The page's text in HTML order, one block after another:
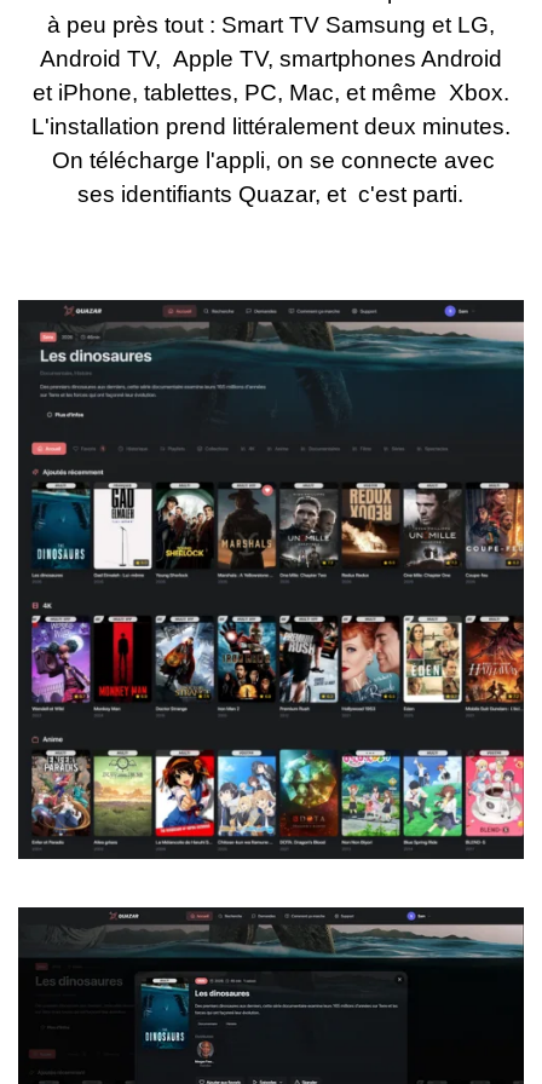
à peu près tout : Smart TV Samsung et LG,
Android TV, Apple TV, smartphones Android
et iPhone, tablettes, PC, Mac, et même Xbox.
L'installation prend littéralement deux minutes.
On télécharge l'appli, on se connecte avec
ses identifiants Quazar, et c'est parti.